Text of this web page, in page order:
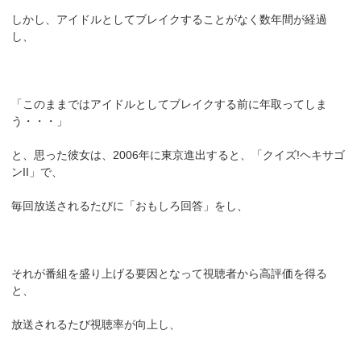
しかし、アイドルとしてブレイクすることがなく数年間が経過
し、
「このままではアイドルとしてブレイクする前に年取ってしま
う・・・」
と、思った彼女は、2006年に東京進出すると、「クイズ!ヘキサゴ
ンII」で、
毎回放送されるたびに「おもしろ回答」をし、
それが番組を盛り上げる要因となって視聴者から高評価を得る
と、
放送されるたび視聴率が向上し、